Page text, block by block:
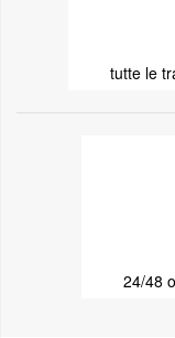
tutte le
24/48